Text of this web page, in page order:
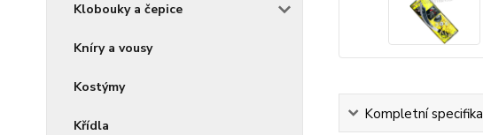
Klobouky a čepice
Kníry a vousy
Kostýmy
Křídla
Kompletní